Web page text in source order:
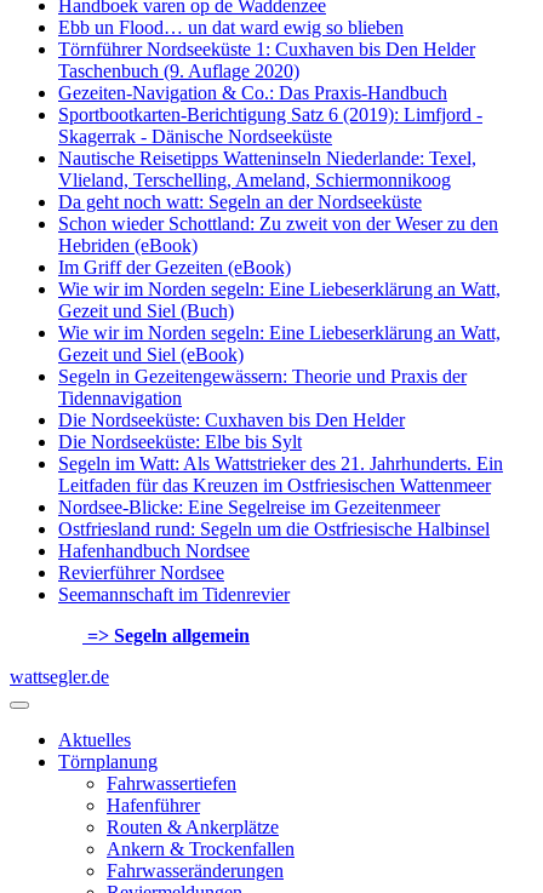
Handboek varen op de Waddenzee
Ebb un Flood… un dat ward ewig so blieben
Törnführer Nordseeküste 1: Cuxhaven bis Den Helder
Taschenbuch (9. Auflage 2020)
Gezeiten-Navigation & Co.: Das Praxis-Handbuch
Sportbootkarten-Berichtigung Satz 6 (2019): Limfjord -
Skagerrak - Dänische Nordseeküste
Nautische Reisetipps Watteninseln Niederlande: Texel,
Vlieland, Terschelling, Ameland, Schiermonnikoog
Da geht noch watt: Segeln an der Nordseeküste
Schon wieder Schottland: Zu zweit von der Weser zu den
Hebriden (eBook)
Im Griff der Gezeiten (eBook)
Wie wir im Norden segeln: Eine Liebeserklärung an Watt,
Gezeit und Siel (Buch)
Wie wir im Norden segeln: Eine Liebeserklärung an Watt,
Gezeit und Siel (eBook)
Segeln in Gezeitengewässern: Theorie und Praxis der
Tidennavigation
Die Nordseeküste: Cuxhaven bis Den Helder
Die Nordseeküste: Elbe bis Sylt
Segeln im Watt: Als Wattstrieker des 21. Jahrhunderts. Ein
Leitfaden für das Kreuzen im Ostfriesischen Wattenmeer
Nordsee-Blicke: Eine Segelreise im Gezeitenmeer
Ostfriesland rund: Segeln um die Ostfriesische Halbinsel
Hafenhandbuch Nordsee
Revierführer Nordsee
Seemannschaft im Tidenrevier
=> Segeln allgemein
wattsegler.de
Aktuelles
Törnplanung
Fahrwassertiefen
Hafenführer
Routen & Ankerplätze
Ankern & Trockenfallen
Fahrwasseränderungen